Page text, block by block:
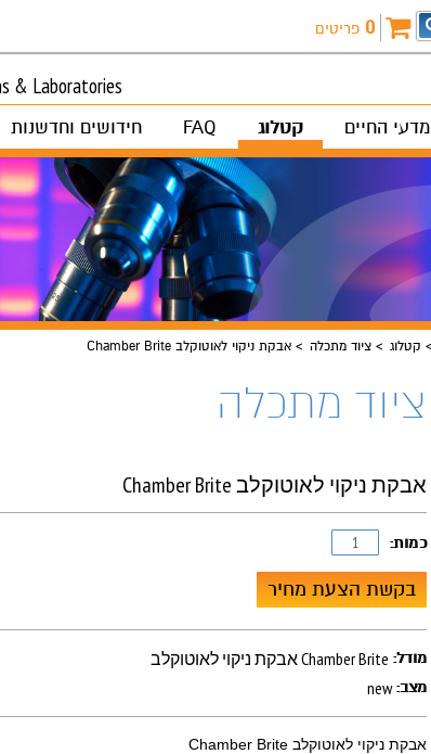
0 פריטים
& Laboratories
מדעי החיים קטלוג FAQ חידושים וחדשנות
קטלוג ציוד מתכלה אבקת ניקוי לאוטוקלב Chamber Brite
ציוד מתכלה
אבקת ניקוי לאוטוקלב Chamber Brite
כמות:
בקשת הצעת מחיר
מודל: אבקת ניקוי לאוטוקלב Chamber Brite
מצב: new
אבקת ניקוי לאוטוקלב Chamber Brite